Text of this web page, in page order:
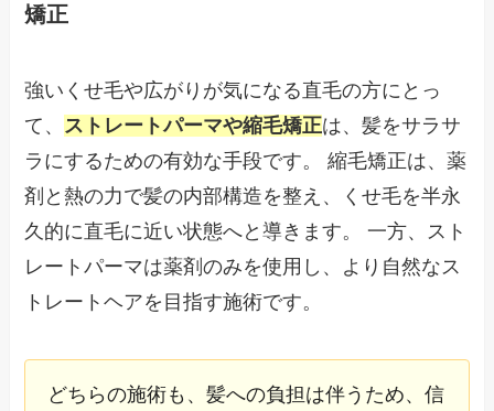
矯正
強いくせ毛や広がりが気になる直毛の方にとっ
て、 ストレートパーマや縮毛矯正は、髪をサラサ
ラにするための有効な手段です。 縮毛矯正は、薬
剤と熱の力で髪の内部構造を整え、くせ毛を半永
久的に直毛に近い状態へと導きます。 一方、スト
レートパーマは薬剤のみを使用し、より自然なス
トレートヘアを目指す施術です。
どちらの施術も、髪への負担は伴うため、信